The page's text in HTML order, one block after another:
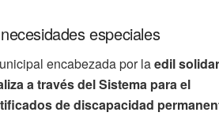
especiales
encabezada por laedil
a través del Sistema para el
de discapacidad